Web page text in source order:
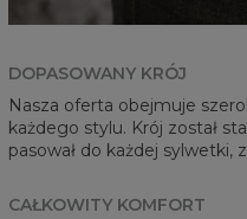
DOPASOWANY KRÓJ
Nasza oferta obejmuje
każdego stylu. Krój został
pasował do każdej sylwetki,
CAŁKOWITY KOMFORT